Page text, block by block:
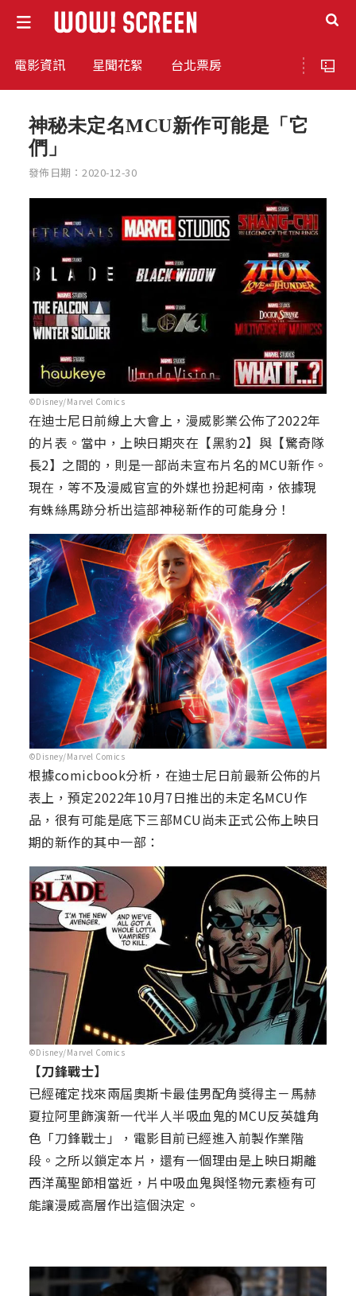
電影資訊 星聞花絮 台北票房
神秘未定名MCU新作可能是「它
們」
發佈日期：2020-12-30
©Disney/Marvel Comics
在迪士尼日前線上大會上，漫威影業公佈了2022年
的片表。當中，上映日期夾在【黑豹2】與【驚奇隊
長2】之間的，則是一部尚未宣布片名的MCU新作。
現在，等不及漫威官宣的外媒也扮起柯南，依據現
有蛛絲馬跡分析出這部神秘新作的可能身分！
©Disney/Marvel Comics
根據comicbook分析，在迪士尼日前最新公佈的片
表上，預定2022年10月7日推出的未定名MCU作
品，很有可能是底下三部MCU尚未正式公佈上映日
期的新作的其中一部：
©Disney/Marvel Comics
【刀鋒戰士】
已經確定找來兩屆奧斯卡最佳男配角獎得主－馬赫
夏拉阿里飾演新一代半人半吸血鬼的MCU反英雄角
色「刀鋒戰士」，電影目前已經進入前製作業階
段。之所以鎖定本片，還有一個理由是上映日期離
西洋萬聖節相當近，片中吸血鬼與怪物元素極有可
能讓漫威高層作出這個決定。